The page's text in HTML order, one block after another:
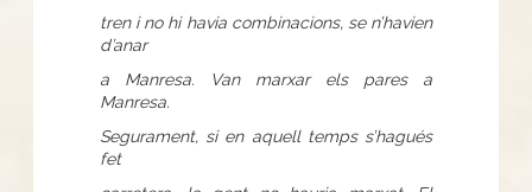
tren i no hi havia combinacions, se n’havien
d’anar
a Manresa. Van marxar els pares a
Manresa.
Segurament, si en aquell temps s’hagués
fet